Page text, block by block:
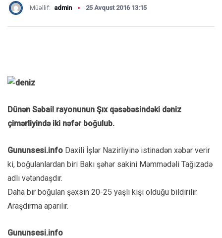
Müəllif: admin 25 Avqust 2016 13:15
Dünən Səbail rayonunun Şıx qəsəbəsindəki dəniz
çimərliyində iki nəfər boğulub.
Gununsesi.info Daxili İşlər Nazirliyinə istinadən xəbər verir
ki, boğulanlardan biri Bakı şəhər sakini Məmmədəli Tağızadə
adlı vətəndaşdır.
Daha bir boğulan şəxsin 20-25 yaşlı kişi olduğu bildirilir.
Araşdırma aparılır.
Gununsesi.info